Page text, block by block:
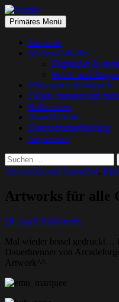
Norths
Suchen
Primäres Menü Springe
zum
Startseite
MyArt-Galleries
DigitalArt &
Buch- und
Videogame Schnipsels
Folien, messen und
Referenzen
Board/Forum
Datenschutzerklärung
Impressum
Suchen
nach:
ArcadeArt und GameArt
Artworks für alle
26. April 2014 north
Mal wieder bissel gedruckt…
Dauerbrenner von
Artwork^^